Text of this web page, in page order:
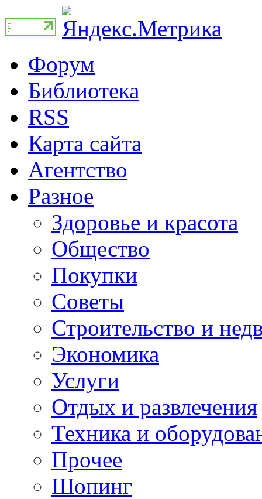
Форум
Библиотека
RSS
Карта сайта
Агентство
Разное
Здоровье и красота
Общество
Покупки
Советы
Строительство и
Экономика
Услуги
Отдых и развлечения
Техника и
Прочее
Шопинг